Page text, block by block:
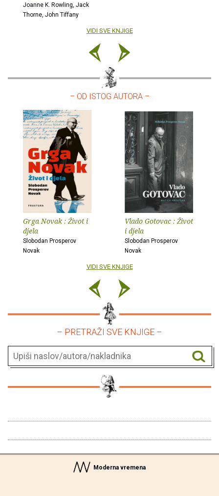
Joanne K. Rowling, Jack
Thorne, John Tiffany
VIDI SVE KNJIGE
– OD ISTOG AUTORA –
Grga Novak : Život i
djela
Slobodan Prosperov
Novak
Vlado Gotovac : Život
i djela
Slobodan Prosperov
Novak
VIDI SVE KNJIGE
– PRETRAŽI SVE KNJIGE –
Moderna vremena